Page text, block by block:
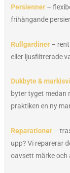
Persienner –
frihängande
Rullgardiner –
eller ljusfiltrerade
Dukbyte &
byter tyget medan
praktiken en ny
Reparationer –
upp? Vi reparerar
oavsett märke och